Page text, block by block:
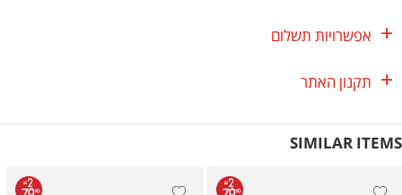
אפשרויות תשלום
תקנון האתר
SIMILAR ITEMS